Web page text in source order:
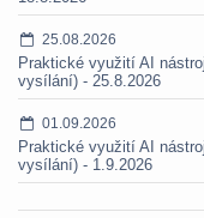
25.08.2026
Praktické využití AI
vysílání) - 25.8.2026
01.09.2026
Praktické využití AI
vysílání) - 1.9.2026